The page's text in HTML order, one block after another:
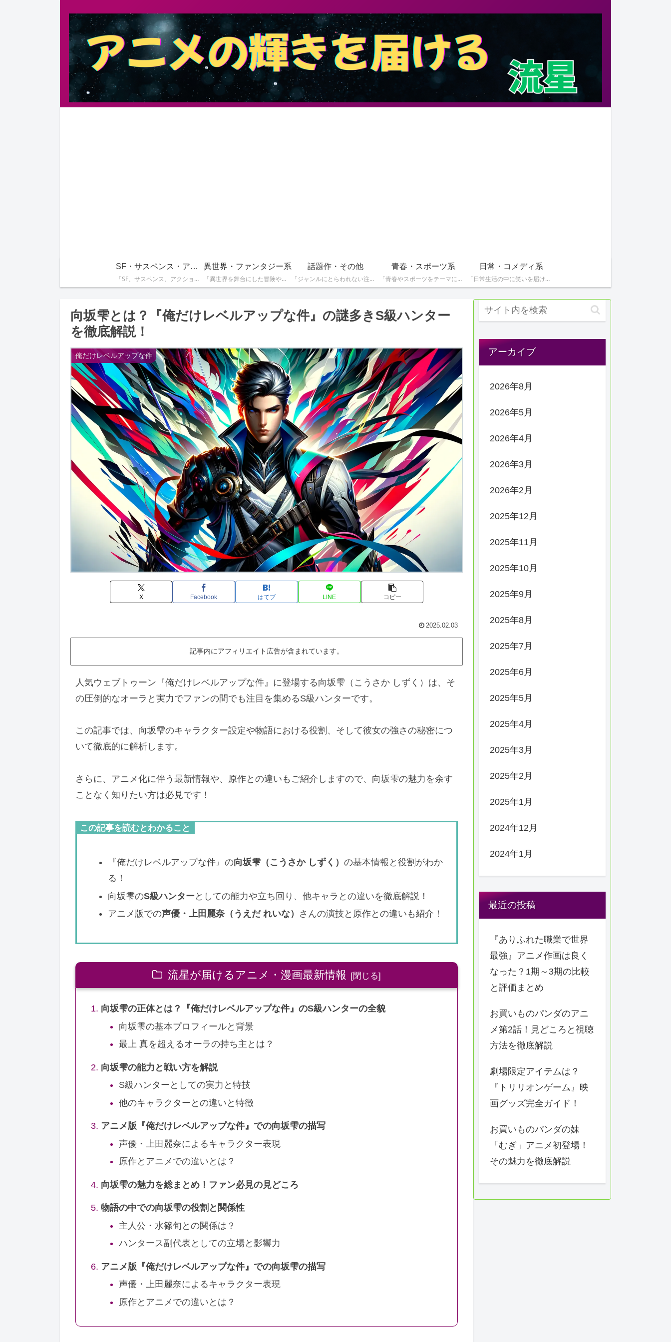
SF・サスペンス・アクション系
「SF、サスペンス、アクションが詰まったスリリングな物語を集めています。手に汗握る展開が好きな方にぴったり！」
異世界・ファンタジー系
「異世界を舞台にした冒険やファンタジー作品を紹介しています。魔法や英雄の物語が好きな方におすすめです！」
話題作・その他
「ジャンルにとらわれない注目の話題作をピックアップ。独自の魅力を持つ作品を見つけたい方はこちら！」
青春・スポーツ系
「青春やスポーツをテーマにした感動的な作品を特集！青春時代の熱いストーリーや競技のドラマを楽しみたい方へ。」
日常・コメディ系
「日常生活の中に笑いを届けるコメディや心温まる作品を紹介しています。気軽に楽しめる作品を探している方に。」
向坂雫とは？『俺だけレベルアップな件』の謎多きS級ハンター
を徹底解説！
俺だけレベルアップな件
X Facebook はてブ LINE コピー
2025.02.03
記事内にアフィリエイト広告が含まれています。
人気ウェブトゥーン『俺だけレベルアップな件』に登場する向坂雫（こうさか しずく）は、そ
の圧倒的なオーラと実力でファンの間でも注目を集めるS級ハンターです。
この記事では、向坂雫のキャラクター設定や物語における役割、そして彼女の強さの秘密につ
いて徹底的に解析します。
さらに、アニメ化に伴う最新情報や、原作との違いもご紹介しますので、向坂雫の魅力を余す
ことなく知りたい方は必見です！
この記事を読むとわかること
『俺だけレベルアップな件』の向坂雫（こうさか しずく） の基本情報と役割がわか
る！
向坂雫のS級ハンターとしての能力や立ち回り、他キャラとの違いを徹底解説！
アニメ版での声優・上田麗奈（うえだ れいな） さんの演技と原作との違いも紹介！
流星が届けるアニメ・漫画最新情報
向坂雫の正体とは？『俺だけレベルアップな件』のS級ハンターの全貌
向坂雫の基本プロフィールと背景
最上 真を超えるオーラの持ち主とは？
向坂雫の能力と戦い方を解説
S級ハンターとしての実力と特技
他のキャラクターとの違いと特徴
アニメ版『俺だけレベルアップな件』での向坂雫の描写
声優・上田麗奈によるキャラクター表現
原作とアニメでの違いとは？
向坂雫の魅力を総まとめ！ファン必見の見どころ
物語の中での向坂雫の役割と関係性
主人公・水篠旬との関係は？
ハンタース副代表としての立場と影響力
アニメ版『俺だけレベルアップな件』での向坂雫の描写
声優・上田麗奈によるキャラクター表現
原作とアニメでの違いとは？
アーカイブ
2026年8月
2026年5月
2026年4月
2026年3月
2026年2月
2025年12月
2025年11月
2025年10月
2025年9月
2025年8月
2025年7月
2025年6月
2025年5月
2025年4月
2025年3月
2025年2月
2025年1月
2024年12月
2024年1月
最近の投稿
『ありふれた職業で世界
最強』アニメ作画は良く
なった？1期～3期の比較
と評価まとめ
お買いものパンダのアニ
メ第2話！見どころと視聴
方法を徹底解説
劇場限定アイテムは？
『トリリオンゲーム』映
画グッズ完全ガイド！
お買いものパンダの妹
「むぎ」アニメ初登場！
その魅力を徹底解説